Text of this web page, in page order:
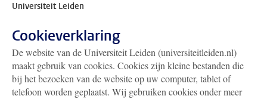
Universiteit Leiden
Cookieverklaring
De website van de Universiteit Leiden (universiteitleiden.nl)
maakt gebruik van cookies. Cookies zijn kleine bestanden die
bij het bezoeken van de website op uw computer, tablet of
telefoon worden geplaatst. Wij gebruiken cookies onder meer